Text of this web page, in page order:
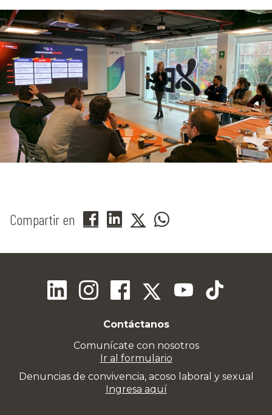
Compartir en
Contáctanos
Comunícate con nosotros
Ir al formulario
Denuncias de convivencia, acoso laboral y sexual
Ingresa aquí